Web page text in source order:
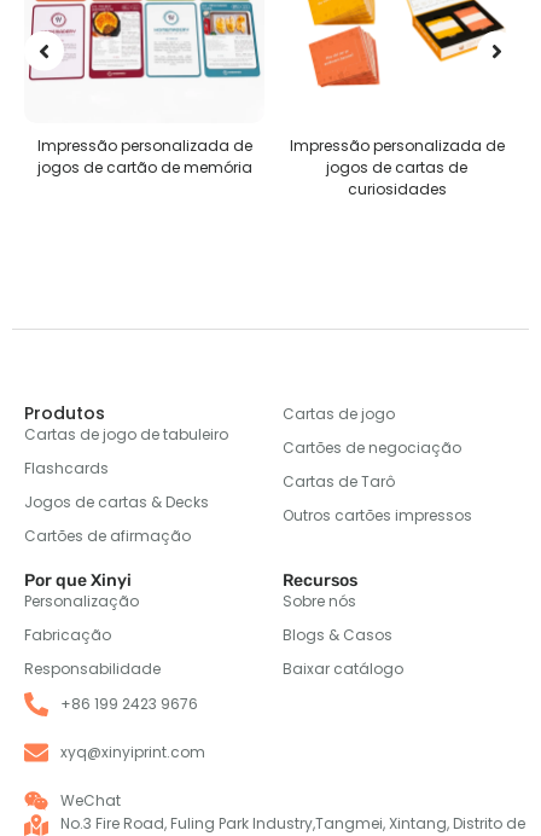
Impressão personalizada de
jogos de cartão de memória
Impressão personalizada de
jogos de cartas de
curiosidades
Produtos
Cartas de jogo de tabuleiro
Flashcards
Jogos de cartas & Decks
Cartões de afirmação
Cartas de jogo
Cartões de negociação
Cartas de Tarô
Outros cartões impressos
Por que Xinyi
Personalização
Fabricação
Responsabilidade
Recursos
Sobre nós
Blogs & Casos
Baixar catálogo
+86 199 2423 9676
xyq@xinyiprint.com
WeChat
No.3 Fire Road, Fuling Park Industry,Tangmei, Xintang, Distrito de